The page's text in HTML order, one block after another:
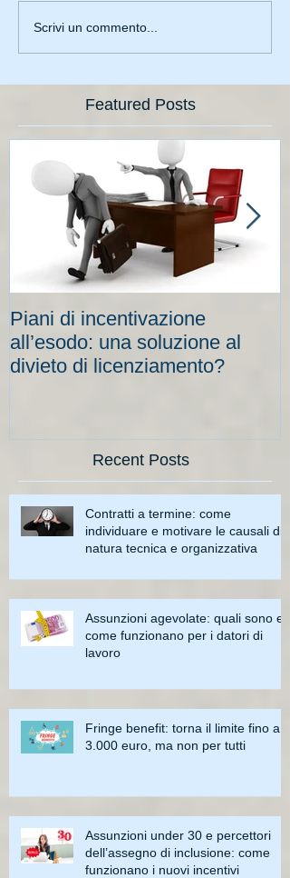
Scrivi un commento...
Featured Posts
Piani di incentivazione
all’esodo: una soluzione al
divieto di licenziamento?
Recent Posts
Contratti a termine: come
individuare e motivare le causali di
natura tecnica e organizzativa
Assunzioni agevolate: quali sono e
come funzionano per i datori di
lavoro
Fringe benefit: torna il limite fino a
3.000 euro, ma non per tutti
Assunzioni under 30 e percettori
dell’assegno di inclusione: come
funzionano i nuovi incentivi